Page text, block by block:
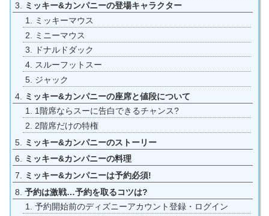
ミッキー&カンパニーの登場キャラクター
ミッキーマウス
ミニーマウス
ドナルドダック
スルーフットスー
ジャック
ミッキー&カンパニーの座席と値段について
1階席ならスーに告白できるチャンス?
2階席だけの特権
ミッキー&カンパニーのストーリー
ミッキー&カンパニーの料理
ミッキー&カンパニーは予約必須!
予約は激戦…予約を取るコツは?
予約開始前のディズニーアカウント登録・ログイン